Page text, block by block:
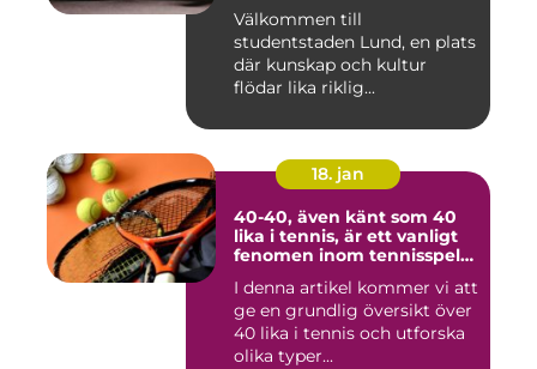
Välkommen till
studentstaden Lund, en plats
där kunskap och kultur
flödar lika riklig...
18. jan
40-40, även känt som 40
lika i tennis, är ett vanligt
fenomen inom tennisspelet
spännande och
frustrerande för spelare
och fans
I denna artikel kommer vi att
ge en grundlig översikt över
40 lika i tennis och utforska
olika typer...